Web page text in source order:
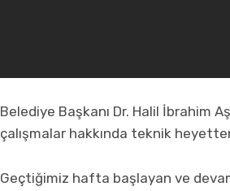
Belediye Başkanı Dr. Halil İbrahim
çalışmalar hakkında teknik
Geçtiğimiz hafta başlayan ve